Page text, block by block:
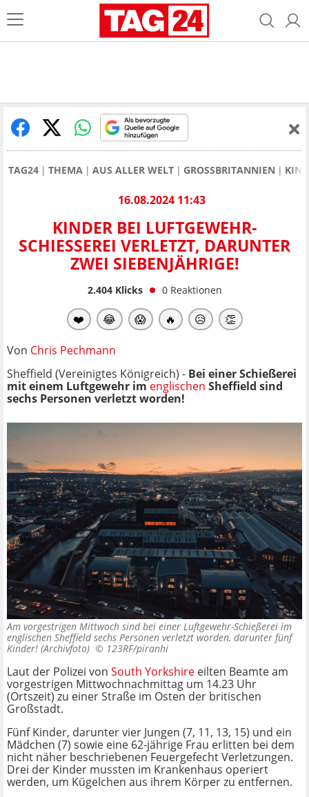
TAG24 THEMA AUS ALLER WELT GROSSBRITANNIEN
16.08.2024 11:43
KINDER BEI LUFTGEWEHR-
SCHIESSEREI VERLETZT, DARUNTER Z
WEI SIEBENJÄHRIGE!
2.404Klicks 0 Reaktionen
❤️ 😂 😱 🔥 😥 👏
Von Chris Pechmann
Sheffield (Vereinigtes Königreich) - Bei einer Schießerei
mit einem Luftgewehr im englischen Sheffield sind
sechs Personen verletzt worden!
Am vorgestrigen Mittwoch sind bei einer Luftgewehr-Schießerei im
englischen Sheffield sechs Personen verletzt worden, darunter fünf
Kinder! (Archivfoto) © 123RF/piranhi
Laut der Polizei von South Yorkshire eilten Beamte am
vorgestrigen Mittwochnachmittag um 14.23 Uhr
(Ortszeit) zu einer Straße im Osten der britischen
Großstadt.
Fünf Kinder, darunter vier Jungen (7, 11, 13, 15) und ein
Mädchen (7) sowie eine 62-jährige Frau erlitten bei dem
nicht näher beschriebenen Feuergefecht Verletzungen.
Drei der Kinder mussten im Krankenhaus operiert
werden, um Kügelchen aus ihrem Körper zu entfernen.